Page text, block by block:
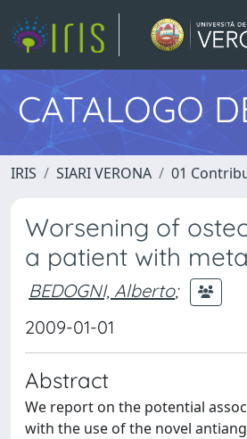
CATALOGO
IRIS SIARI VERONA 01
Worsening of
a patient with
BEDOGNI, Alberto;
2009-01-01
Abstract
We report on the potential
with the use of the novel